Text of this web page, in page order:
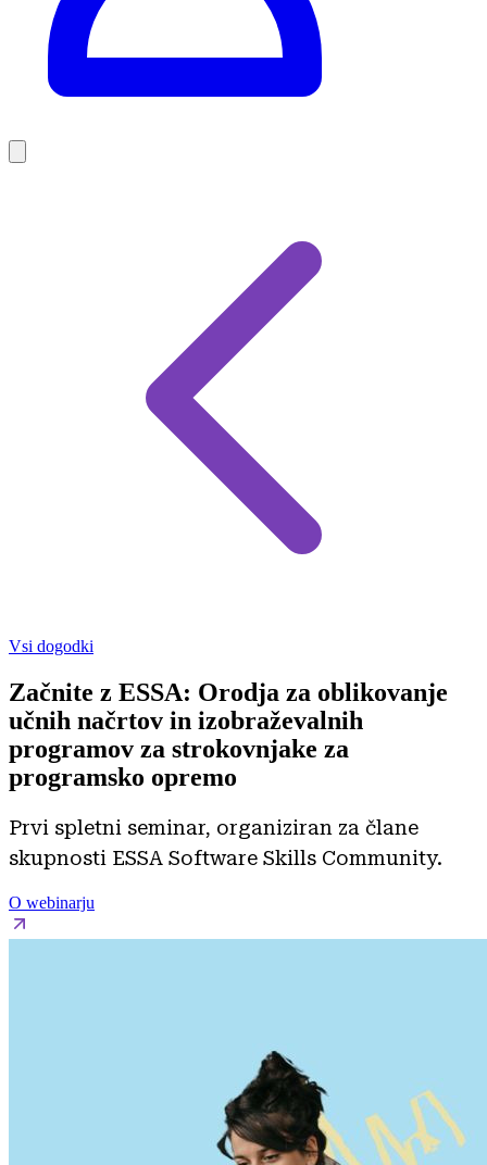
Vsi dogodki
Začnite z ESSA: Orodja za oblikovanje
učnih načrtov in izobraževalnih
programov za strokovnjake za
programsko opremo
Prvi spletni seminar, organiziran za člane
skupnosti ESSA Software Skills Community.
O webinarju